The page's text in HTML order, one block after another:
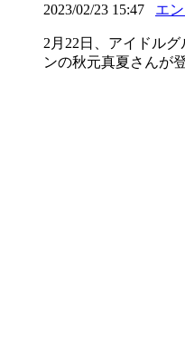
2023/02/23 15:47 エ
2月22日、アイドル
ンの秋元真夏さんが